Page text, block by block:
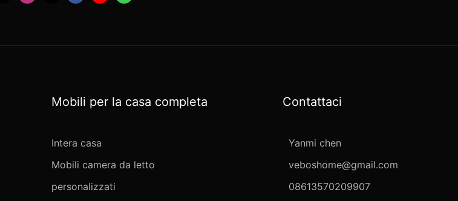
Mobili per la casa completa
Intera casa
Mobili camera da letto
personalizzati
Contattaci
Yanmi chen
veboshome@gmail.com
08613570209907